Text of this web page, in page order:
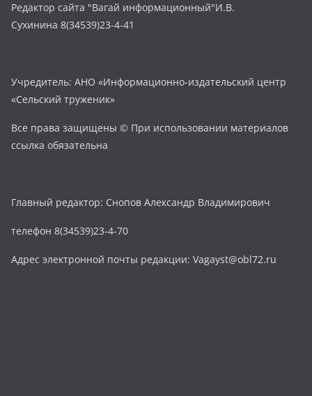
Редактор сайта "Вагай информационный"И.В.
Сухинина 8(34539)23-4-41
Учредитель: АНО «Информационно-издательский центр
«Сельский труженик»
Все права защищены © При использовании материалов
ссылка обязательна
Главный редактор: Снопов Александр Владимирович
телефон 8(34539)23-4-70
Адрес электронной почты редакции: Vagayst@obl72.ru